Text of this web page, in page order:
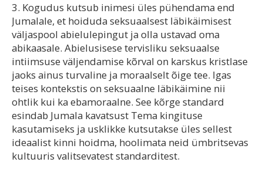
3. Kogudus kutsub inimesi üles pühendama end
Jumalale, et hoiduda seksuaalsest läbikäimisest
väljaspool abielulepingut ja olla ustavad oma
abikaasale. Abielusisese tervisliku seksuaalse
intiimsuse väljendamise kõrval on karskus kristlase
jaoks ainus turvaline ja moraalselt õige tee. Igas
teises kontekstis on seksuaalne läbikäimine nii
ohtlik kui ka ebamoraalne. See kõrge standard
esindab Jumala kavatsust Tema kingituse
kasutamiseks ja usklikke kutsutakse üles sellest
ideaalist kinni hoidma, hoolimata neid ümbritsevas
kultuuris valitsevatest standarditest.